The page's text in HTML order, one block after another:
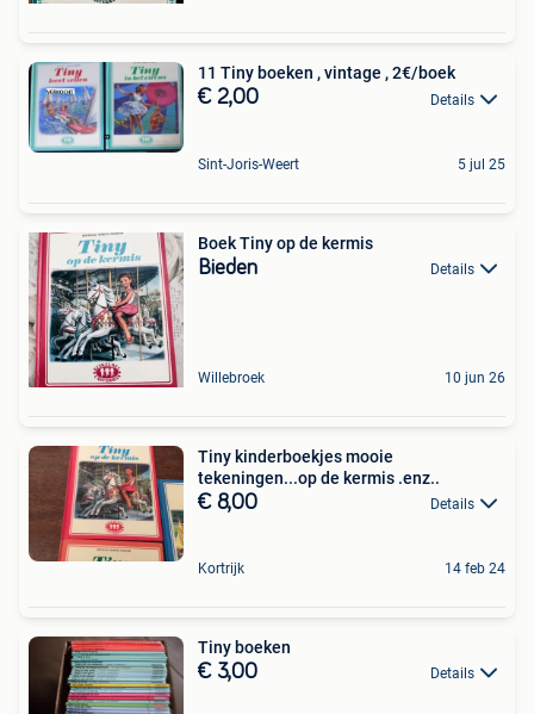
11 Tiny boeken , vintage , 2€/boek
€ 2,00 Details
Sint-Joris-Weert 5 jul 25
Boek Tiny op de kermis
Bieden Details
Willebroek 10 jun 26
Tiny kinderboekjes mooie
tekeningen...op de kermis .enz..
€ 8,00 Details
Kortrijk 14 feb 24
Tiny boeken
€ 3,00 Details